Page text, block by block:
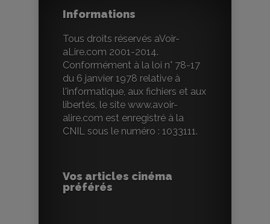
Informations
Tous droits réservés aVoir-
aLire.com 2001-2014.
Conformément à la loi n° 78-17
du 6 janvier 1978 relative à
l'informatique, aux fichiers et aux
libertés, le site www.avoir-
alire.com est enregistré à la
CNIL sous le numéro : 1033111.
Vos articles cinéma
préférés